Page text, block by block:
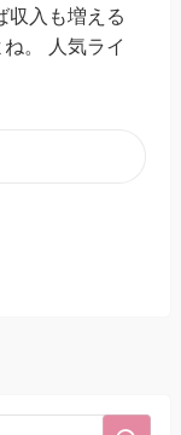
収入も増える
。 人気ライ